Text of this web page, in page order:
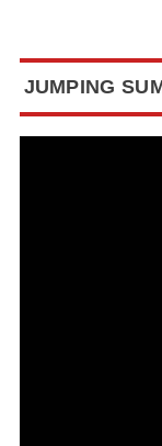
JUMPING